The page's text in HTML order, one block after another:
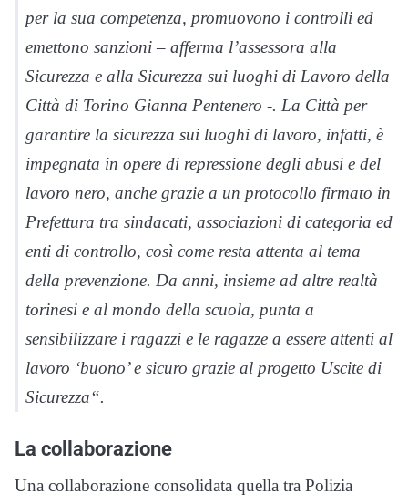
per la sua competenza, promuovono i controlli ed
emettono sanzioni – afferma l’assessora alla
Sicurezza e alla Sicurezza sui luoghi di Lavoro della
Città di Torino Gianna Pentenero -. La Città per
garantire la sicurezza sui luoghi di lavoro, infatti, è
impegnata in opere di repressione degli abusi e del
lavoro nero, anche grazie a un protocollo firmato in
Prefettura tra sindacati, associazioni di categoria ed
enti di controllo, così come resta attenta al tema
della prevenzione. Da anni, insieme ad altre realtà
torinesi e al mondo della scuola, punta a
sensibilizzare i ragazzi e le ragazze a essere attenti al
lavoro ‘buono’ e sicuro grazie al progetto Uscite di
Sicurezza“.
La collaborazione
Una collaborazione consolidata quella tra Polizia